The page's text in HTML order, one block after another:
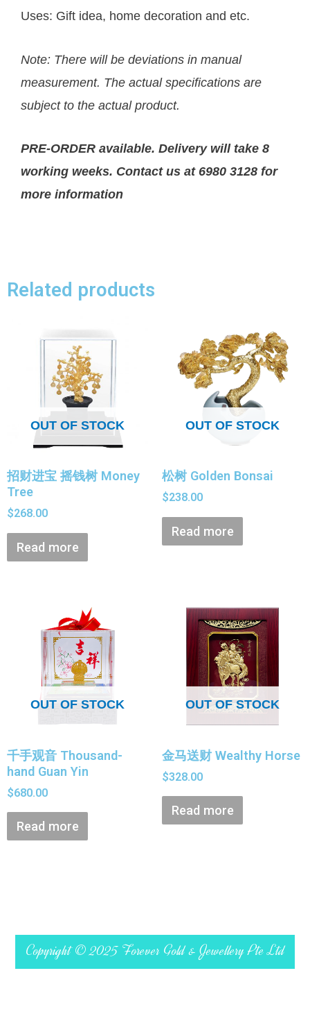
Uses: Gift idea, home decoration and etc.
Note: There will be deviations in manual
measurement. The actual specifications are
subject to the actual product.
PRE-ORDER available. Delivery will take 8
working weeks. Contact us at 6980 3128 for
more information
Related products
OUT OF STOCK
招财进宝 摇钱树 Money
Tree
$268.00
Read more
OUT OF STOCK
松树 Golden Bonsai
$238.00
Read more
OUT OF STOCK
千手观音 Thousand-
hand Guan Yin
$680.00
Read more
OUT OF STOCK
金马送财 Wealthy Horse
$328.00
Read more
Copyright © 2025 Forever Gold & Jewellery Pte Ltd